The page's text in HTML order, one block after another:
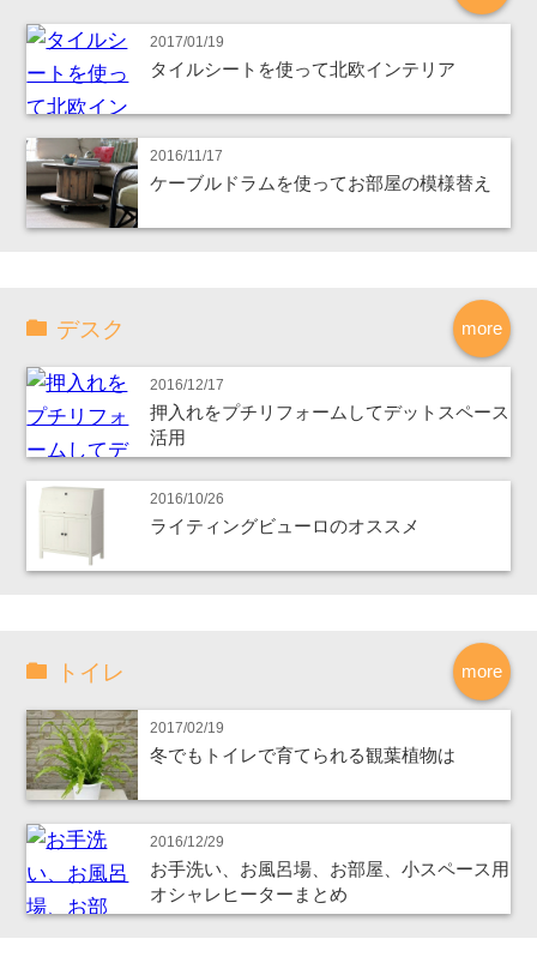
2017/01/19
タイルシートを使って北欧インテリア
2016/11/17
ケーブルドラムを使ってお部屋の模様替え
more
デスク
2016/12/17
押入れをプチリフォームしてデットスペース
活用
2016/10/26
ライティングビューロのオススメ
more
トイレ
2017/02/19
冬でもトイレで育てられる観葉植物は
2016/12/29
お手洗い、お風呂場、お部屋、小スペース用
オシャレヒーターまとめ